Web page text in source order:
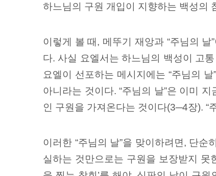
하느님의 구원 개입이 지향하는 백성의
이렇게 볼 때, 메뚜기 재앙과 “주님의
다. 사실 요엘서는 하느님의 백성이 고
요엘이 선포하는 메시지에는 “주님의
아니라는 것이다. “주님의 날”은 이미
인 구원을 가져온다는 것이다(3─4장). “
이러한 “주님의 날”을 맞이하려면, 단
실하는 것만으로는 구원을 보장받지 못